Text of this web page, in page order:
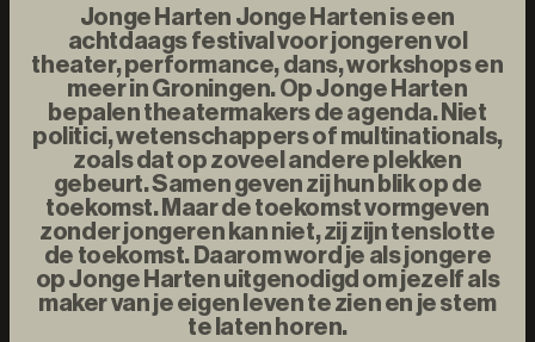
Jonge Harten Jonge Harten is een
achtdaags festival voor jongeren vol
theater, performance, dans, workshops en
meer in Groningen. Op Jonge Harten
bepalen theatermakers de agenda. Niet
politici, wetenschappers of multinationals,
zoals dat op zoveel andere plekken
gebeurt. Samen geven zij hun blik op de
toekomst. Maar de toekomst vormgeven
zonder jongeren kan niet, zij zijn tenslotte
de toekomst. Daarom word je als jongere
op Jonge Harten uitgenodigd om jezelf als
maker van je eigen leven te zien en je stem
te laten horen.